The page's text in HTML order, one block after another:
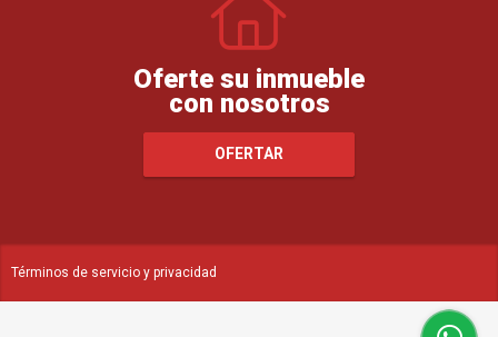
Oferte su inmueble
con nosotros
OFERTAR
Términos de servicio y privacidad